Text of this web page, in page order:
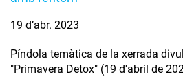
19 d’abr. 2023
Píndola temàtica de la xerrada
"Primavera Detox" (19 d'abril de